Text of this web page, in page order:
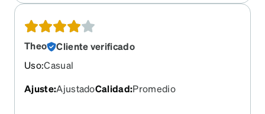
Theo
Cliente verificado
Uso:Casual
Ajuste:AjustadoCalidad:Promedio